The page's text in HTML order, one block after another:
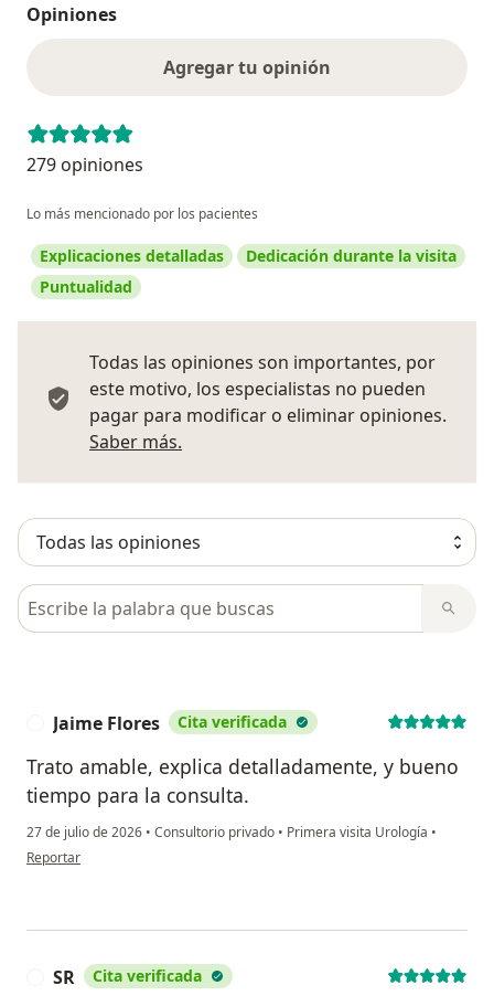
Opiniones
Agregar tu opinión
279 opiniones
Lo más mencionado por los pacientes
Explicaciones detalladas
Dedicación durante la visita
Puntualidad
Todas las opiniones son importantes, por
este motivo, los especialistas no pueden
pagar para modificar o eliminar opiniones.
Saber más.
Busca en opiniones
Jaime Flores Cita verificada
Trato amable, explica detalladamente, y bueno
tiempo para la consulta.
27 de julio de 2026 • Consultorio privado • Primera visita Urología •
en opinión del usuario Jaime Flores
Reportar
SR Cita verificada